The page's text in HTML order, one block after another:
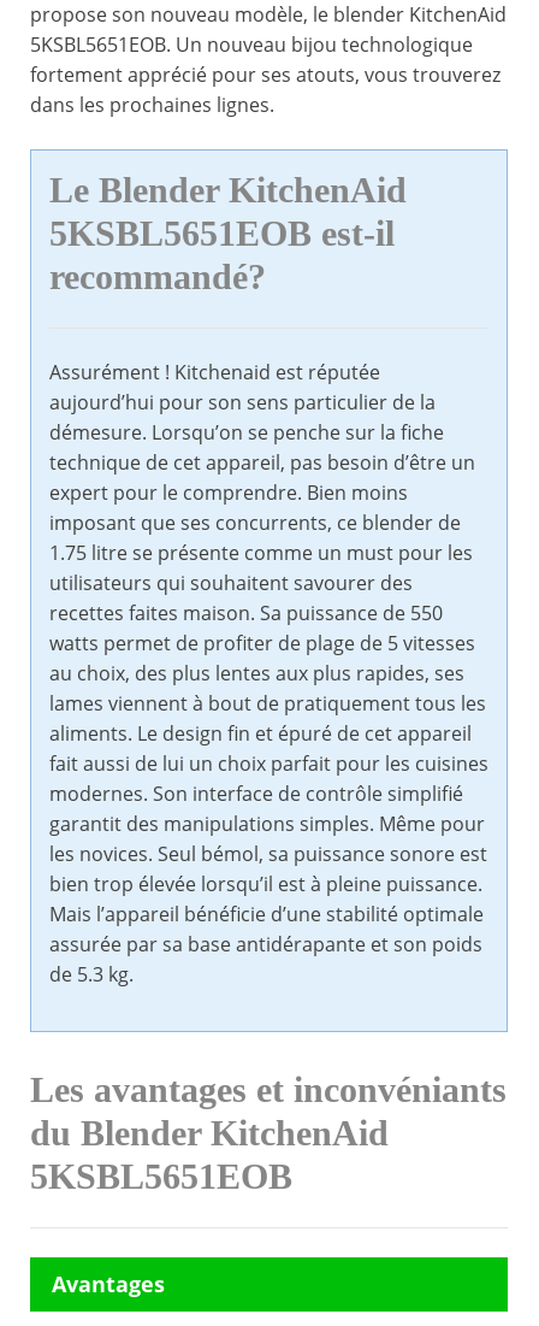
propose son nouveau modèle, le blender KitchenAid
5KSBL5651EOB. Un nouveau bijou technologique
fortement apprécié pour ses atouts, vous trouverez
dans les prochaines lignes.
Le Blender KitchenAid
5KSBL5651EOB est-il
recommandé?
Assurément ! Kitchenaid est réputée
aujourd’hui pour son sens particulier de la
démesure. Lorsqu’on se penche sur la fiche
technique de cet appareil, pas besoin d’être un
expert pour le comprendre. Bien moins
imposant que ses concurrents, ce blender de
1.75 litre se présente comme un must pour les
utilisateurs qui souhaitent savourer des
recettes faites maison. Sa puissance de 550
watts permet de profiter de plage de 5 vitesses
au choix, des plus lentes aux plus rapides, ses
lames viennent à bout de pratiquement tous les
aliments. Le design fin et épuré de cet appareil
fait aussi de lui un choix parfait pour les cuisines
modernes. Son interface de contrôle simplifié
garantit des manipulations simples. Même pour
les novices. Seul bémol, sa puissance sonore est
bien trop élevée lorsqu’il est à pleine puissance.
Mais l’appareil bénéficie d’une stabilité optimale
assurée par sa base antidérapante et son poids
de 5.3 kg.
Les avantages et inconvéniants
du Blender KitchenAid
5KSBL5651EOB